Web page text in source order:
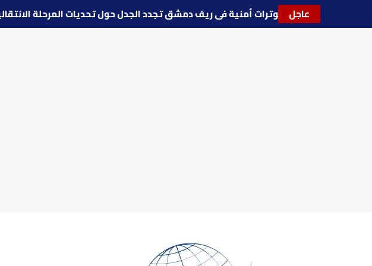
عاجل 🔵توترات أمنية في ريف دمشق تجدد الجدل حول تحديات المرحلة